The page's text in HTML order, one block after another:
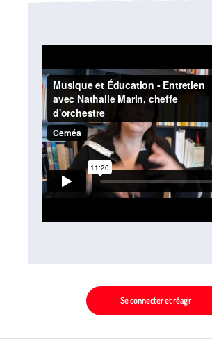
Se connecter et réagir